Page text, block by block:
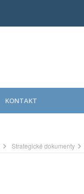
KONTAKT
Strategické dokumenty